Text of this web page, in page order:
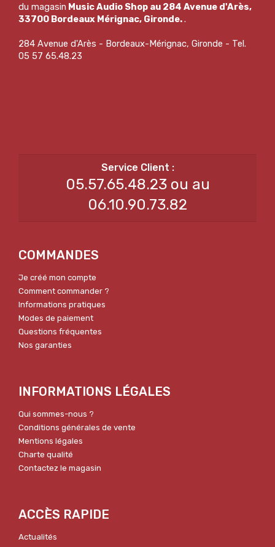
du magasin Music Audio Shop au 284 Avenue d'Arès,
33700 Bordeaux Mérignac, Gironde..
284 Avenue d'Arès - Bordeaux-Mérignac, Gironde - Tel.
05 57 65.48.23
05.57.65.48.23 ou au
06.10.90.73.82
COMMANDES
Je créé mon compte
Comment commander ?
Informations pratiques
Modes de paiement
Questions fréquentes
Nos garanties
INFORMATIONS LÉGALES
Qui sommes-nous ?
Conditions générales de vente
Mentions légales
Charte qualité
Contactez le magasin
ACCÈS RAPIDE
Actualités